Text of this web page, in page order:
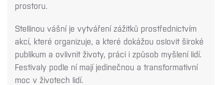
prostoru.
Stellinou vášní je vytváření zážitků prostřednictvím
akcí, které organizuje, a které dokážou oslovit široké
publikum a ovlivnit životy, práci i způsob myšlení lidí.
Festivaly podle ní mají jedinečnou a transformativní
moc v životech lidí.